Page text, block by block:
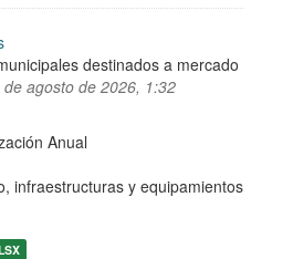
destinados a mercado
de agosto de 2026, 1:32
Anual
infraestructuras y equipamientos